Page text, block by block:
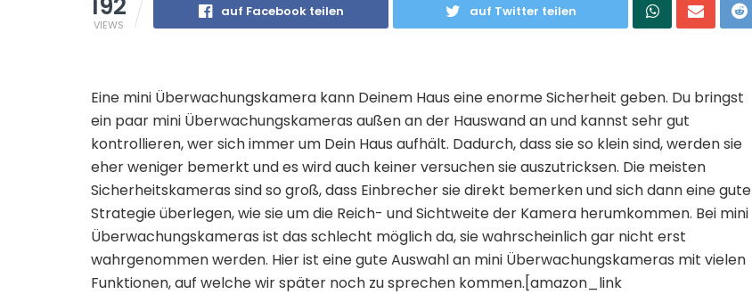
VIEWS
auf Facebook teilen auf Twitter teilen
Eine mini Überwachungskamera kann Deinem Haus eine enorme Sicherheit geben. Du bringst
ein paar mini Überwachungskameras außen an der Hauswand an und kannst sehr gut
kontrollieren, wer sich immer um Dein Haus aufhält. Dadurch, dass sie so klein sind, werden sie
eher weniger bemerkt und es wird auch keiner versuchen sie auszutricksen. Die meisten
Sicherheitskameras sind so groß, dass Einbrecher sie direkt bemerken und sich dann eine gute
Strategie überlegen, wie sie um die Reich- und Sichtweite der Kamera herumkommen. Bei mini
Überwachungskameras ist das schlecht möglich da, sie wahrscheinlich gar nicht erst
wahrgenommen werden. Hier ist eine gute Auswahl an mini Überwachungskameras mit vielen
Funktionen, auf welche wir später noch zu sprechen kommen.[amazon_link